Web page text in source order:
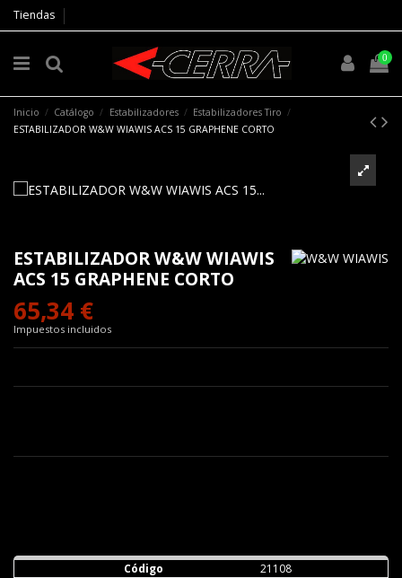
Tiendas
0
Inicio Catálogo Estabilizadores
Estabilizadores Tiro
ESTABILIZADOR W&W WIAWIS ACS 15 GRAPHENE CORTO
ESTABILIZADOR W&W WIAWIS
ACS 15 GRAPHENE CORTO
65,34 €
Impuestos incluidos
21108